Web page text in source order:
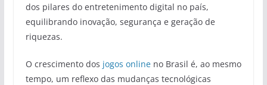
dos pilares do entretenimento digital no país,
equilibrando inovação, segurança e geração de
riquezas.
O crescimento dos jogos onlineno Brasil é, ao mesmo
tempo, um reflexo das mudanças tecnológicas